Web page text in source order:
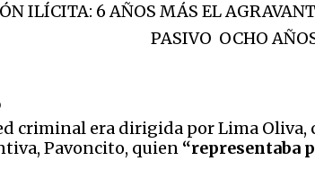
ILÍCITA: 6 AÑOS MÁS EL
PASIVO OCHO
criminal era dirigida por Lima
Pavoncito, quien “representaba